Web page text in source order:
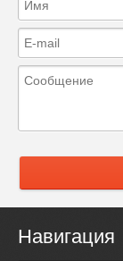
Навигация